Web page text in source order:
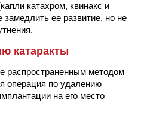
катахром, квинакс и
ее развитие, но не
катаракты
распространенным методом
операция по удалению
на его место